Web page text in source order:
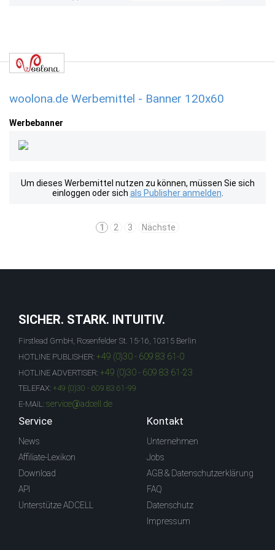
woolona.de Werbemittel - Banner 120x60
Werbebanner
Um dieses Werbemittel nutzen zu können, müssen Sie sich
einloggen oder sich als Publisher anmelden
1 2 3 Nächste
SICHER. STARK. INTUITIV.
Firstlead GmbH, Rosenfelder St. 15-16, 10315 Berlin
HOTLINE PUBLISHER: +49 (0)30 - 609 83 61-0
HOTLINE ADVERTISER: +49 (0)30 - 609 83 61-23
TELEFAX: +49 (0)30 - 609 83 61-99
E-MAIL: service@adcell.de
Service
News
Affiliate-Lexikon
Download
API
Unterstütze ADCELL
Kontakt
Unternehmen
Jobs
AGB & Datenschutzerklärung
FAQ
Datenschutz
Impressum